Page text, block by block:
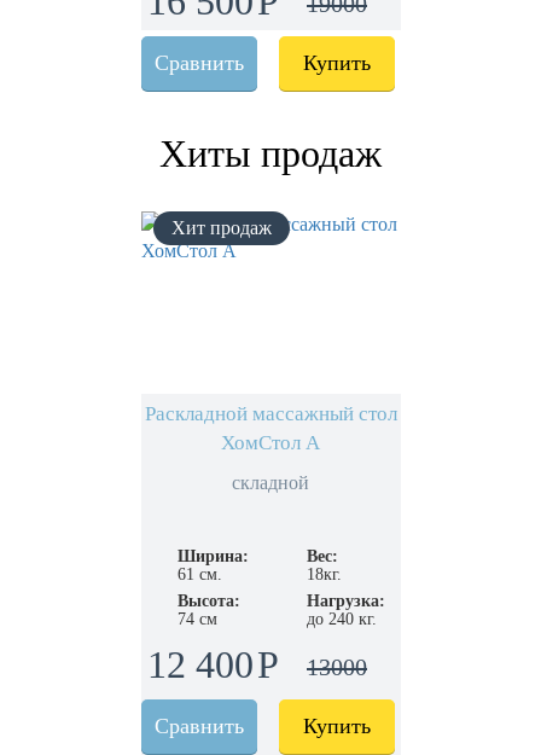
Сравнить Купить
Хиты продаж
Раскладной массажный стол
ХомСтол А
складной
Ширина:
61 см.
Вес:
18кг.
Высота:
74 см
Нагрузка:
до 240 кг.
12 400 13000
Сравнить Купить